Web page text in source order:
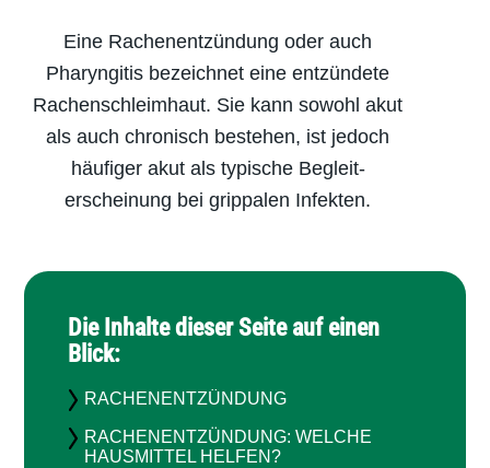
Eine Rachenentzündung oder auch
Pharyngitis bezeichnet eine entzündete
Rachenschleimhaut. Sie kann sowohl akut
als auch chronisch bestehen, ist jedoch
häufiger akut als typische Begleit­
erscheinung bei grippalen Infekten.
Die Inhalte dieser Seite auf einen
Blick:
RACHENENTZÜNDUNG
RACHENENTZÜNDUNG: WELCHE
HAUSMITTEL HELFEN?